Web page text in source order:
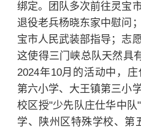
绑定。团队多次前往灵宝
退役老兵杨晓东家中慰问
宝市人民武装部指导；志
这使得三门峡总队天然具
2024年10月的活动中，
第六小学、大王镇第三小
校区授"少先队庄仕华中
学、陕州区特殊学校、第